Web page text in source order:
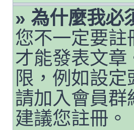
» 為什麼我必
您不一定要註
才能發表文章
限，例如設
請加入會員群
建議您註冊。